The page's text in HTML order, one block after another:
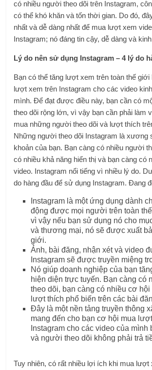
có nhiều người theo dõi trên Instagram,
có thể khó khăn và tốn thời gian. Do đó,
nhất và dễ dàng nhất để mua lượt xem
Instagram; nó đáng tin cậy, dễ dàng và
Lý do nên sử dụng Instagram – 4 lý do
Bạn có thể tăng lượt xem trên toàn thế giới
lượt xem trên Instagram cho các video
mình. Để đạt được điều này, bạn cần có
theo dõi rộng lớn, vì vậy bạn cần phải làm
mua những người theo dõi và lượt thích
Những người theo dõi Instagram là xương
khoản của bạn. Bạn càng có nhiều người
có nhiều khả năng hiển thị và bạn càng có
video. Instagram nổi tiếng vì nhiều lý do.
do hàng đầu để sử dụng Instagram. Đang
Instagram là một ứng dụng dành
động được mọi người trên toàn
vì vậy nếu bạn sử dụng nó cho
và thương mại, nó sẽ được xuất
giới.
Ảnh, bài đăng, nhận xét và video
Instagram sẽ được truyền miệng
Nó giúp doanh nghiệp của bạn
hiện diện trực tuyến. Bạn càng có
theo dõi, bạn càng có nhiều cơ
lượt thích phổ biến trên các bài
Đây là một nền tảng truyền thông
mang đến cho bạn cơ hội mua
Instagram cho các video của
và người theo dõi không phải trả
Tuy nhiên, có rất nhiều lợi ích khi mua lượt